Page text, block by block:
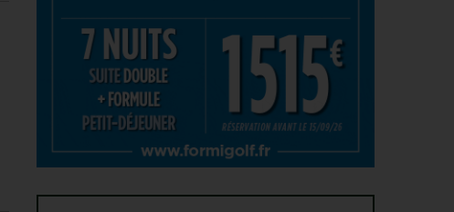
FedExCup : Bradley, Day, Koepka, Finau… Pavon
et Saddier jouent gros au Wyndham Championship
WYNDHAM CHAMPIONSHIP > PGA TOUR
Patrick Cantlay et Michael Thorbjornsen renoncent
au Wyndham Championship
SOLHEIM CUP 2026 > TOUCHE FRANÇAISE
Deux Françaises dans l’équipe européenne de
Solheim Cup
Pourquoi voir la vie en jaune sur les parcours ?